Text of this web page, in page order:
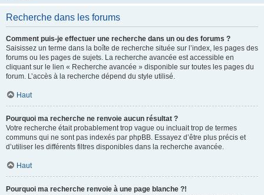
Recherche dans les forums
Comment puis-je effectuer une recherche dans un ou des forums ?
Saisissez un terme dans la boîte de recherche située sur l’index, les pages des
forums ou les pages de sujets. La recherche avancée est accessible en
cliquant sur le lien « Recherche avancée » disponible sur toutes les pages du
forum. L’accès à la recherche dépend du style utilisé.
Haut
Pourquoi ma recherche ne renvoie aucun résultat ?
Votre recherche était probablement trop vague ou incluait trop de termes
communs qui ne sont pas indexés par phpBB. Essayez d’être plus précis et
d’utiliser les différents filtres disponibles dans la recherche avancée.
Haut
Pourquoi ma recherche renvoie à une page blanche ?!